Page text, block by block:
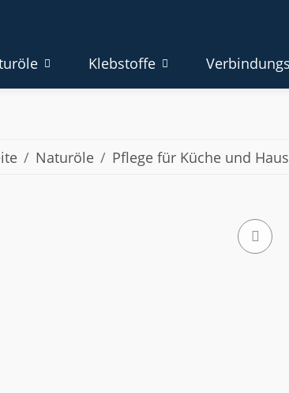
Klebstoffe
Naturöle Pflege für Küche und